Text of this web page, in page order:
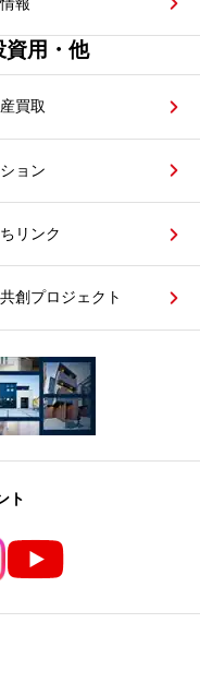
資用・他
買取
ョン
リンク
創プロジェクト
ト